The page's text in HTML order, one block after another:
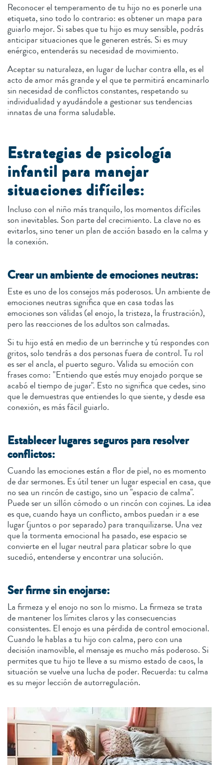
Reconocer el temperamento de tu hijo no es ponerle una
etiqueta, sino todo lo contrario: es obtener un mapa para
guiarlo mejor. Si sabes que tu hijo es muy sensible, podrás
anticipar situaciones que le generen estrés. Si es muy
enérgico, entenderás su necesidad de movimiento.
Aceptar su naturaleza, en lugar de luchar contra ella, es el
acto de amor más grande y el que te permitirá encaminarlo
sin necesidad de conflictos constantes, respetando su
individualidad y ayudándole a gestionar sus tendencias
innatas de una forma saludable.
Estrategias de psicología
infantil para manejar
situaciones difíciles:
Incluso con el niño más tranquilo, los momentos difíciles
son inevitables. Son parte del crecimiento. La clave no es
evitarlos, sino tener un plan de acción basado en la calma y
la conexión.
Crear un ambiente de emociones neutras:
Este es uno de los consejos más poderosos. Un ambiente de
emociones neutras significa que en casa todas las
emociones son válidas (el enojo, la tristeza, la frustración),
pero las reacciones de los adultos son calmadas.
Si tu hijo está en medio de un berrinche y tú respondes con
gritos, solo tendrás a dos personas fuera de control. Tu rol
es ser el ancla, el puerto seguro. Valida su emoción con
frases como: "Entiendo que estés muy enojado porque se
acabó el tiempo de jugar". Esto no significa que cedes, sino
que le demuestras que entiendes lo que siente, y desde esa
conexión, es más fácil guiarlo.
Establecer lugares seguros para resolver
conflictos:
Cuando las emociones están a flor de piel, no es momento
de dar sermones. Es útil tener un lugar especial en casa, que
no sea un rincón de castigo, sino un "espacio de calma".
Puede ser un sillón cómodo o un rincón con cojines. La idea
es que, cuando haya un conflicto, ambos puedan ir a ese
lugar (juntos o por separado) para tranquilizarse. Una vez
que la tormenta emocional ha pasado, ese espacio se
convierte en el lugar neutral para platicar sobre lo que
sucedió, entenderse y encontrar una solución.
Ser firme sin enojarse:
La firmeza y el enojo no son lo mismo. La firmeza se trata
de mantener los límites claros y las consecuencias
consistentes. El enojo es una pérdida de control emocional.
Cuando le hablas a tu hijo con calma, pero con una
decisión inamovible, el mensaje es mucho más poderoso. Si
permites que tu hijo te lleve a su mismo estado de caos, la
situación se vuelve una lucha de poder. Recuerda: tu calma
es su mejor lección de autorregulación.